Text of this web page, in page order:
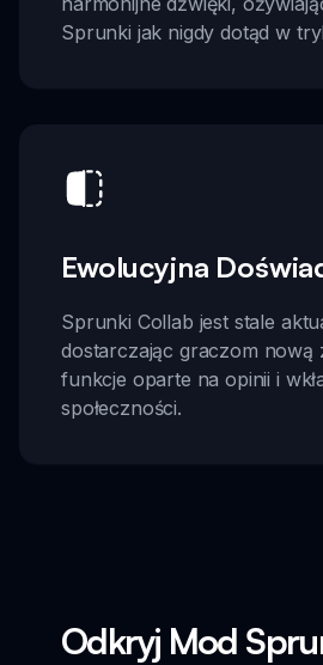
Sprunki jak nigdy dotąd w
Ewolucyjna
Sprunki Collab jest stale
dostarczając graczom nową
funkcje oparte na opinii i
społeczności.
Odkryj Mod